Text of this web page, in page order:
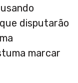
disputarão
marcar